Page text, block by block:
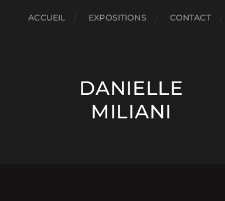
ACCUEIL EXPOSITIONS CONTACT
DANIELLE
MILIANI